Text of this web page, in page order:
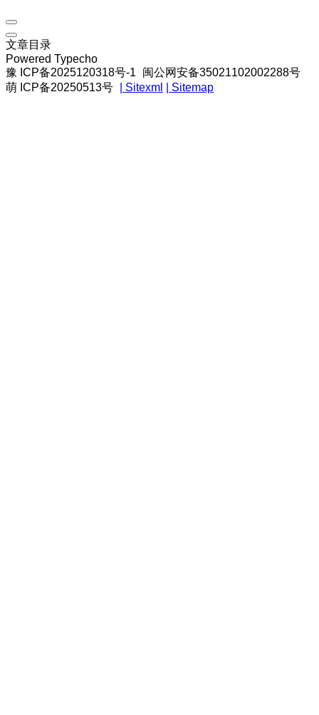
文章目录
Powered Typecho
豫 ICP备2025120318号-1 闽公网安备35021102002288号
萌 ICP备20250513号 | Sitexml | Sitemap